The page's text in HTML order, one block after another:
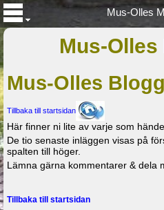
Mus-Olles
Mus-
Mus-Olles
Tillbaka till startsidan
Här finner ni lite av varje som
De tio senaste inläggen visas på
spalten till höger.
Lämna gärna kommentarer & dela
Tillbaka till startsidan